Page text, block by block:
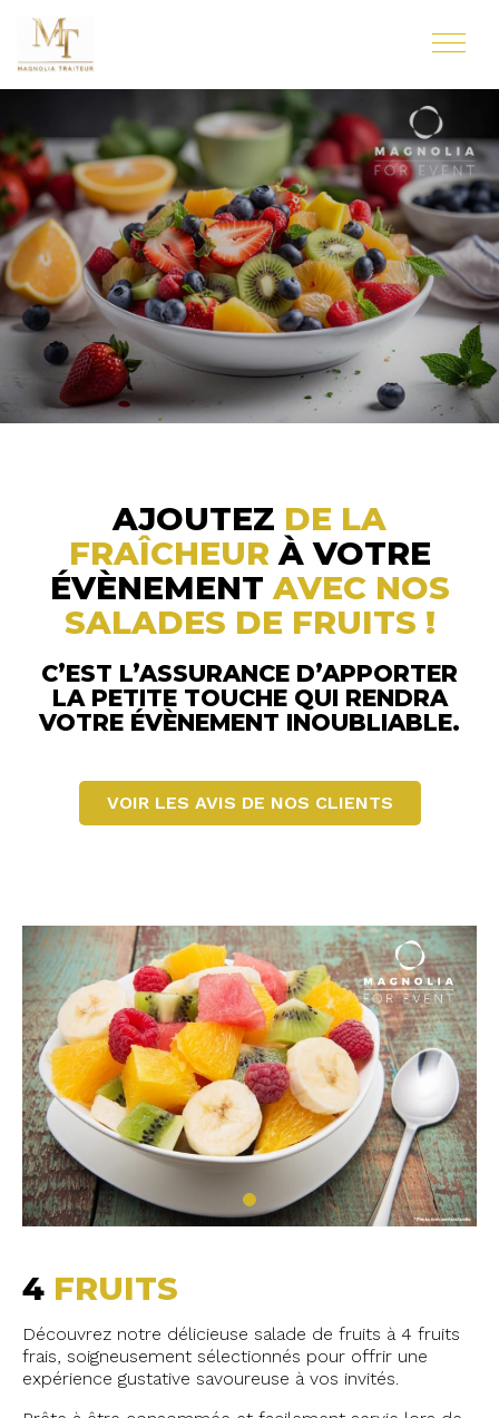
AJOUTEZ DE LA
FRAÎCHEURÀ VOTRE
ÉVÈNEMENT AVEC NOS
SALADES DE FRUITS !
C’EST L’ASSURANCE D’APPORTER
LA PETITE TOUCHE QUI RENDRA
VOTRE ÉVÈNEMENT INOUBLIABLE.
VOIR LES AVIS DE NOS CLIENTS
4 FRUITS
Découvrez notre délicieuse salade de fruits à 4 fruits
frais, soigneusement sélectionnés pour offrir une
expérience gustative savoureuse à vos invités.